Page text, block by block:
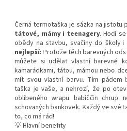
Černá termotaška je sázka na jistotu
tátové, mámy i teenagery. Hodí
obědy na stavbu, svačiny do školy i
nejlepší: Protože těch barevných
můžete si udělat vlastní barevné
kamarádkami, tátou, mámou nebo
mít svou vlastní barvu. Tím pádem
taška je vaše, a nehrozí, že po
oblíbeného wrapu babiččin chrup
schovaných bankovek. Každý ve své
to, co má rád!
💡 Hlavní benefity